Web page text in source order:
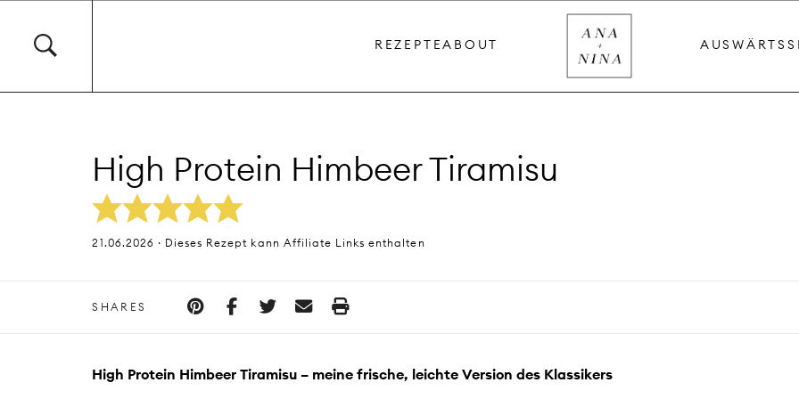
REZEPTEABOUT AUSWÄRTS
High Protein Himbeer Tiramisu
21.06.2026 · Dieses Rezept kann Affiliate Links enthalten
SHARES
High Protein Himbeer Tiramisu – meine frische, leichte Version des Klassikers